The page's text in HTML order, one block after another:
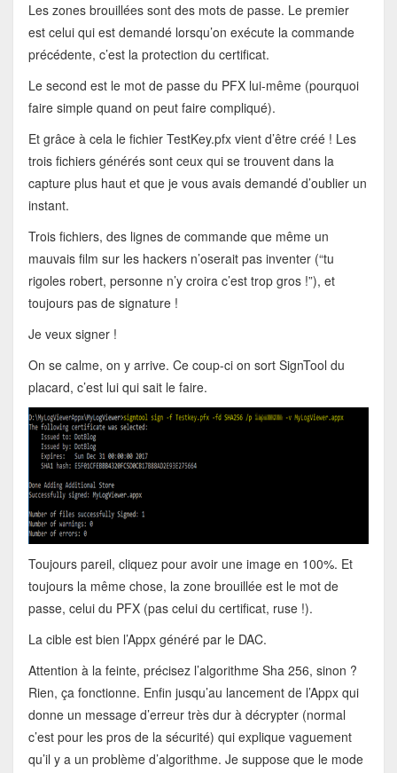
Les zones brouillées sont des mots de passe. Le premier
est celui qui est demandé lorsqu’on exécute la commande
précédente, c’est la protection du certificat.
Le second est le mot de passe du PFX lui-même (pourquoi
faire simple quand on peut faire compliqué).
Et grâce à cela le fichier TestKey.pfx vient d’être créé ! Les
trois fichiers générés sont ceux qui se trouvent dans la
capture plus haut et que je vous avais demandé d’oublier un
instant.
Trois fichiers, des lignes de commande que même un
mauvais film sur les hackers n’oserait pas inventer (“tu
rigoles robert, personne n’y croira c’est trop gros !”), et
toujours pas de signature !
Je veux signer !
On se calme, on y arrive. Ce coup-ci on sort SignTool du
placard, c’est lui qui sait le faire.
Toujours pareil, cliquez pour avoir une image en 100%. Et
toujours la même chose, la zone brouillée est le mot de
passe, celui du PFX (pas celui du certificat, ruse !).
La cible est bien l’Appx généré par le DAC.
Attention à la feinte, précisez l’algorithme Sha 256, sinon ?
Rien, ça fonctionne. Enfin jusqu’au lancement de l’Appx qui
donne un message d’erreur très dur à décrypter (normal
c’est pour les pros de la sécurité) qui explique vaguement
qu’il y a un problème d’algorithme. Je suppose que le mode